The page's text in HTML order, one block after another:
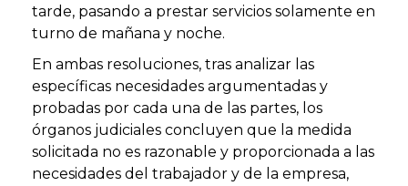
tarde, pasando a prestar servicios solamente en
turno de mañana y noche.
En ambas resoluciones, tras analizar las
específicas necesidades argumentadas y
probadas por cada una de las partes, los
órganos judiciales concluyen que la medida
solicitada no es razonable y proporcionada a las
necesidades del trabajador y de la empresa,